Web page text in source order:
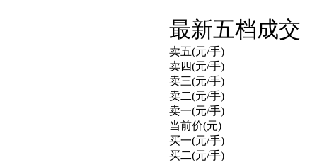
最新五档成交
卖五(元/手)
卖四(元/手)
卖三(元/手)
卖二(元/手)
卖一(元/手)
当前价(元)
买一(元/手)
买二(元/手)